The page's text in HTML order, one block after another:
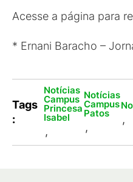
Acesse a página para
* Ernani Baracho –
Tags
:
Notícias
Campus
Princesa
Isabel
,
Notícias
Campus
Patos
,
,